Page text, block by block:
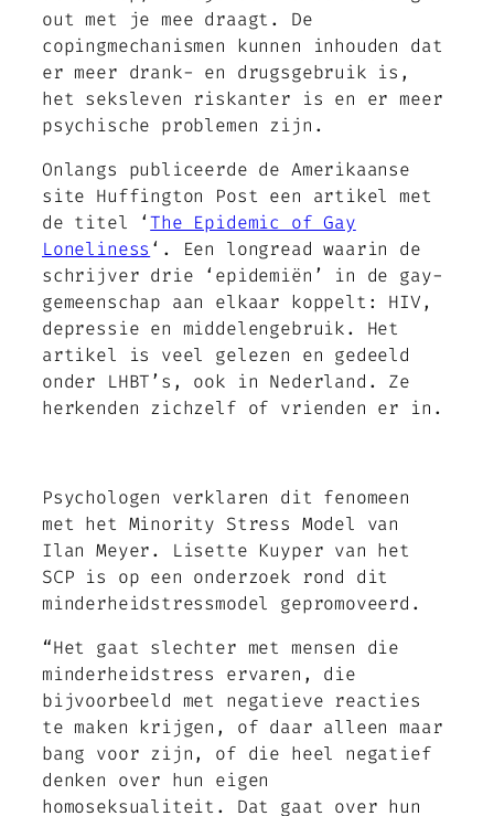
out met je mee draagt. De
copingmechanismen kunnen inhouden dat
er meer drank- en drugsgebruik is,
het seksleven riskanter is en er meer
psychische problemen zijn.
Onlangs publiceerde de Amerikaanse
site Huffington Post een artikel met
de titel ‘The Epidemic of Gay
Loneliness ‘. Een longread waarin de
schrijver drie ‘epidemiën’ in de gay-
gemeenschap aan elkaar koppelt: HIV,
depressie en middelengebruik. Het
artikel is veel gelezen en gedeeld
onder LHBT’s, ook in Nederland. Ze
herkenden zichzelf of vrienden er in.
Psychologen verklaren dit fenomeen
met het Minority Stress Model van
Ilan Meyer. Lisette Kuyper van het
SCP is op een onderzoek rond dit
minderheidstressmodel gepromoveerd.
“Het gaat slechter met mensen die
minderheidstress ervaren, die
bijvoorbeeld met negatieve reacties
te maken krijgen, of daar alleen maar
bang voor zijn, of die heel negatief
denken over hun eigen
homoseksualiteit. Dat gaat over hun